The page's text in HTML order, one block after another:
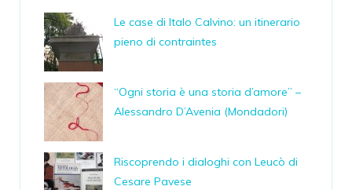
Le case di Italo Calvino: un itinerario
pieno di contraintes
“Ogni storia è una storia d’amore” –
Alessandro D’Avenia (Mondadori)
Riscoprendo i dialoghi con Leucò di
Cesare Pavese